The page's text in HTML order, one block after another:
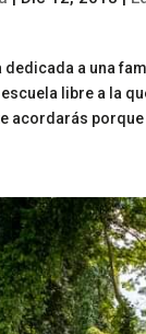
dedicada a una
libre a la
acordarás porque